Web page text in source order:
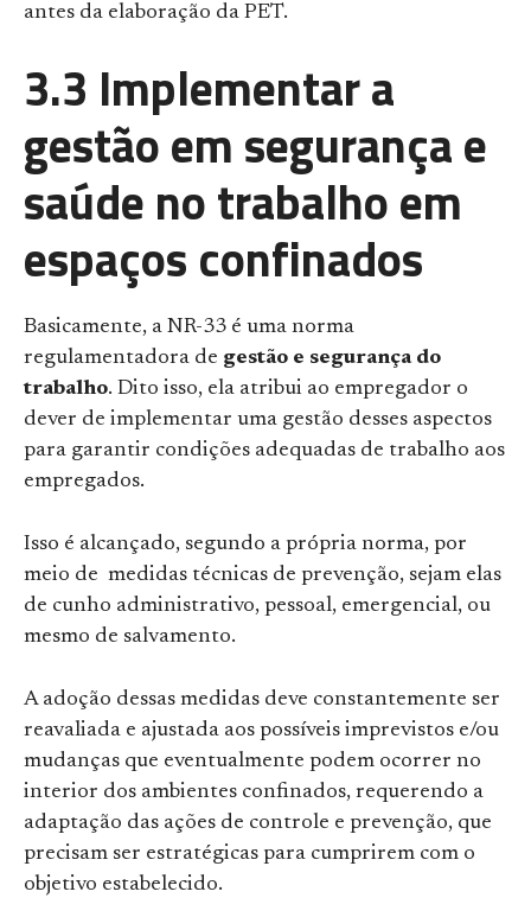
antes da elaboração da PET.
3.3 Implementar a
gestão em segurança e
saúde no trabalho em
espaços confinados
Basicamente, a NR-33 é uma norma
regulamentadora de gestão e segurança do
trabalho. Dito isso, ela atribui ao empregador o
dever de implementar uma gestão desses aspectos
para garantir condições adequadas de trabalho aos
empregados.
Isso é alcançado, segundo a própria norma, por
meio de medidas técnicas de prevenção, sejam elas
de cunho administrativo, pessoal, emergencial, ou
mesmo de salvamento.
A adoção dessas medidas deve constantemente ser
reavaliada e ajustada aos possíveis imprevistos e/ou
mudanças que eventualmente podem ocorrer no
interior dos ambientes confinados, requerendo a
adaptação das ações de controle e prevenção, que
precisam ser estratégicas para cumprirem com o
objetivo estabelecido.